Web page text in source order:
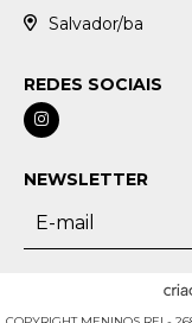
Salvador/ba
REDES SOCIAIS
NEWSLETTER